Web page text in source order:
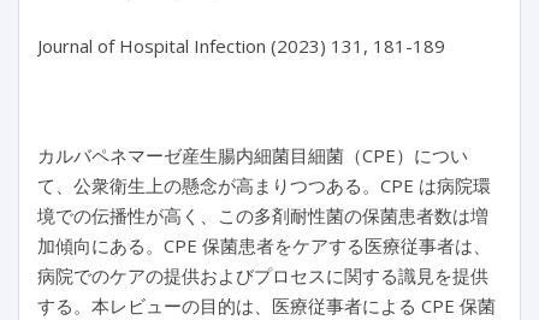
Journal of Hospital Infection (2023) 131, 181-189
カルバペネマーゼ産生腸内細菌目細菌（CPE）につい
て、公衆衛生上の懸念が高まりつつある。CPE は病院環
境での伝播性が高く、この多剤耐性菌の保菌患者数は増
加傾向にある。CPE 保菌患者をケアする医療従事者は、
病院でのケアの提供およびプロセスに関する識見を提供
する。本レビューの目的は、医療従事者による CPE 保菌